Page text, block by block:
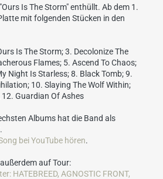
Is The Storm" enthüllt. Ab dem 1.
mit folgenden Stücken in den
Is The Storm; 3. Decolonize The
Flames; 5. Ascend To Chaos;
Night Is Starless; 8. Black Tomb; 9.
10. Slaying The Wolf Within;
12. Guardian Of Ashes
Albums hat die Band als
bei YouTube hören.
auf Tour:
HATEBREED, AGNOSTIC FRONT,